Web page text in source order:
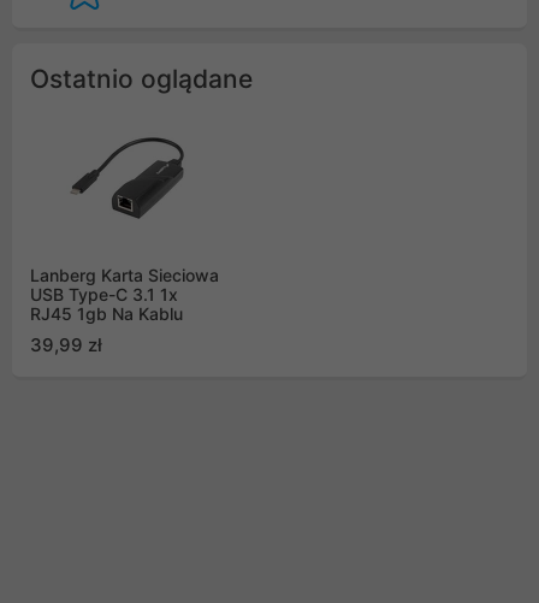
Ostatnio oglądane
Lanberg Karta Sieciowa
USB Type-C 3.1 1x
RJ45 1gb Na Kablu
39,99 zł